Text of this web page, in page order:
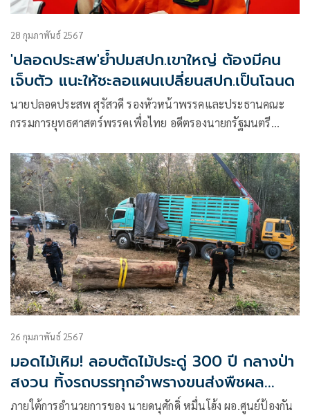
28 กุมภาพันธ์ 2567
'ปลอดประสพ'ย้ำปมสปก.เขาใหญ่ ต้องมีคน
เจ็บตัว แนะให้ชะลอแผนเปลี่ยนสปก.เป็นโฉนด
นายปลอดประสพ สุรัสวดี รองหัวหน้าพรรคและประธานคณะ
กรรมการยุทธศาสตร์พรรคเพื่อไทย อดีตรองนายกรัฐมนตรี
ไหมครับ มีเนื้อหาดังนี้
26 กุมภาพันธ์ 2567
มอดไม้เหิม! ลอบตัดไม้ประดู่ 300 ปี กลางป่า
สงวน ทิ้งรถบรรทุกอำพรางขนส่งพืชผล
เกษตร
ภายใต้การอำนวยการของ นายดนุศักดิ์ หมื่นโฮ้ง ผอ.ศูนย์ป้องกัน